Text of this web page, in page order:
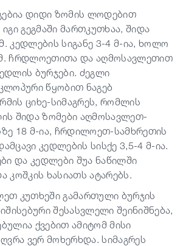
დიდი ზომის ლოდებით
გეგმაში მართკუთხაა, შიდა
კედლების სიგანე 3-4 მ-ია, ხოლო
მ. ჩრდლოეთითა და აღმოსავლეთით
ბურჯები. ძეგლი
წყობით ნაგებ
ციხე-სიმაგრეს, რომლის
შიდა ზომები აღმოსავლეთ-
18 მ-ია, ჩრდილოეთ-სამხრეთის
კედლების სისქე 3,5-4 მ-ია.
და კედლები შუა ნაწილში
კოშკის ხასიათს ატარებს.
კუთხეში გამართული ბურჯის
შესასვლელი შეინიშნება,
ქვებით ამიტომ მისი
ვერ მოხერხდა. სიმაგრეს